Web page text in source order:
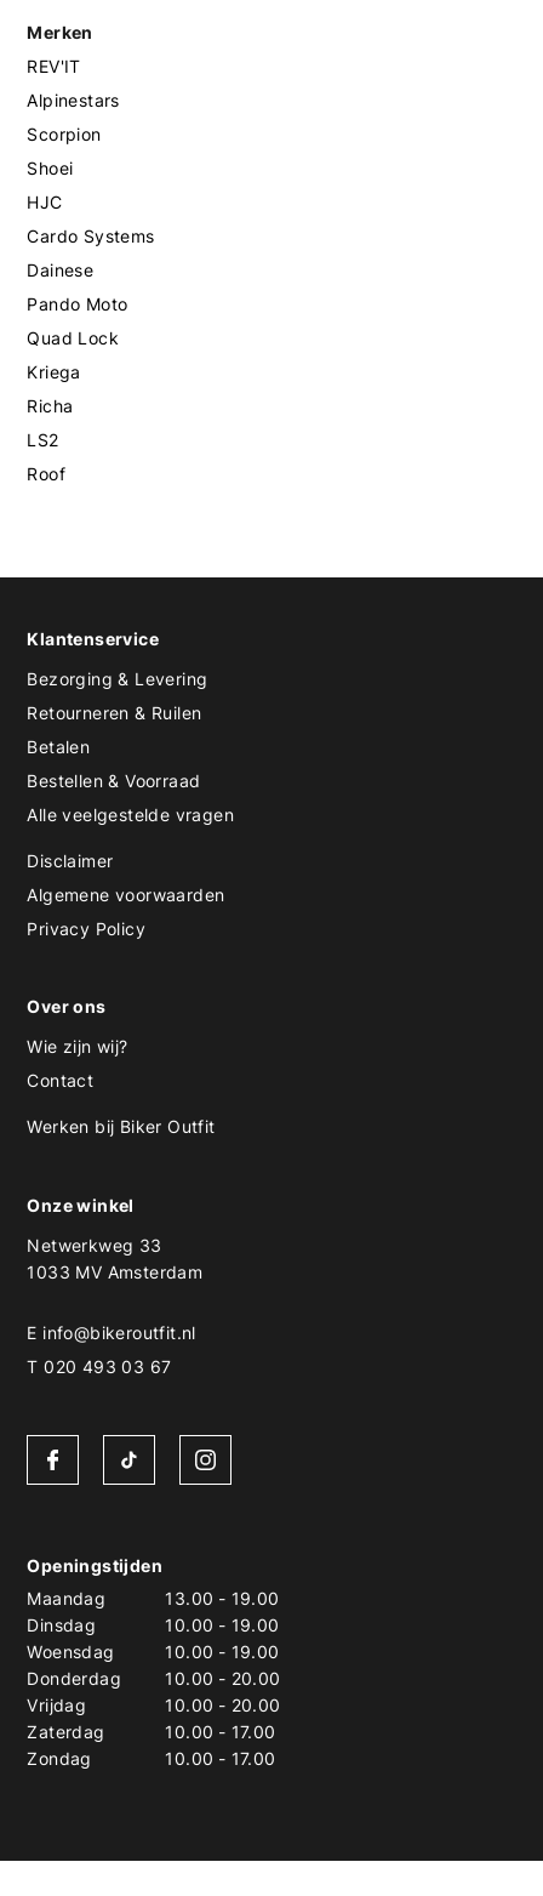
Merken
REV'IT
Alpinestars
Scorpion
Shoei
HJC
Cardo Systems
Dainese
Pando Moto
Quad Lock
Kriega
Richa
LS2
Roof
Klantenservice
Bezorging & Levering
Retourneren & Ruilen
Betalen
Bestellen & Voorraad
Alle veelgestelde vragen
Disclaimer
Algemene voorwaarden
Privacy Policy
Over ons
Wie zijn wij?
Contact
Werken bij Biker Outfit
Onze winkel
Netwerkweg 33
1033 MV Amsterdam
E info@bikeroutfit.nl
T 020 493 03 67
Openingstijden
Maandag
13.00 - 19.00
Dinsdag
10.00 - 19.00
Woensdag
10.00 - 19.00
Donderdag
10.00 - 20.00
Vrijdag
10.00 - 20.00
Zaterdag
10.00 - 17.00
Zondag
10.00 - 17.00